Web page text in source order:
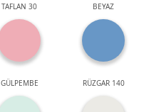
TAFLAN 30 BEYAZ
GÜLPEMBE RÜZGAR 140